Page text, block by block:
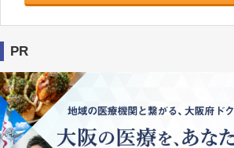
PR